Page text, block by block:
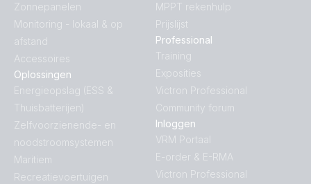
Zonnepanelen
Monitoring - lokaal & op
afstand
Accessoires
Oplossingen
Energieopslag (ESS &
Thuisbatterijen)
Zelfvoorzienende- en
noodstroomsystemen
Maritiem
Recreatievoertuigen
MPPT rekenhulp
Prijslijst
Professional
Training
Exposities
Victron Professional
Community forum
Inloggen
VRM Portaal
E-order & E-RMA
Victron Professional